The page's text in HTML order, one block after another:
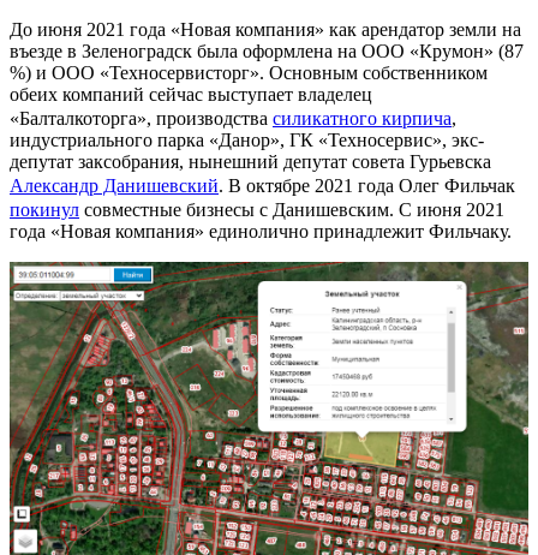
До июня 2021 года «Новая компания» как арендатор земли на
въезде в Зеленоградск была оформлена на ООО «Крумон» (87
%) и ООО «Техносервисторг». Основным собственником
обеих компаний сейчас выступает владелец
«Балталкоторга», производства силикатного кирпича,
индустриального парка «Данор», ГК «Техносервис», экс-
депутат заксобрания, нынешний депутат совета Гурьевска
Александр Данишевский. В октябре 2021 года Олег Фильчак
покинул совместные бизнесы с Данишевским. С июня 2021
года «Новая компания» единолично принадлежит Фильчаку.